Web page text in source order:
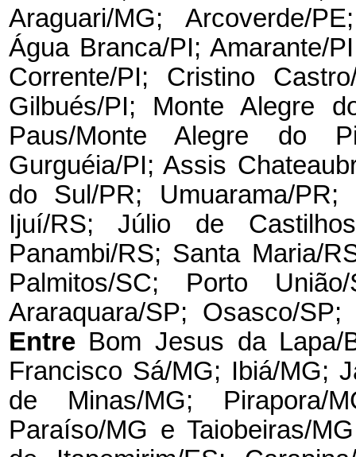
Araguari/MG; Arcoverde/
Água Branca/PI; Amarante/
Corrente/PI; Cristino
Gilbués/PI; Monte Alegre
Paus/Monte Alegre do
Gurguéia/PI; Assis
do Sul/PR; Umuarama/
Ijuí/RS; Júlio de
Panambi/RS; Santa Maria/
Palmitos/SC; Porto
Araraquara/SP; Osasco/
Entre Bom Jesus da Lapa/
Francisco Sá/MG; Ibiá/MG;
de Minas/MG;
Paraíso/MG e Taiobeiras/